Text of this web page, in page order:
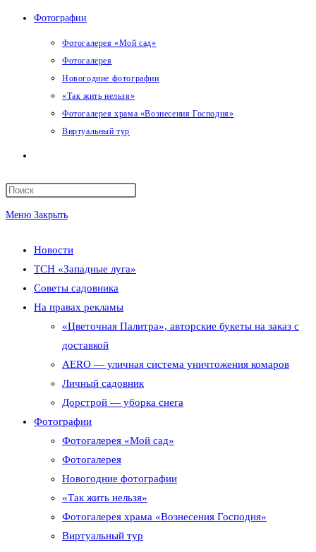
Фотографии
Фотогалерея «Мой сад»
Фотогалерея
Новогодние фотографии
«Так жить нельзя»
Фотогалерея храма «Вознесения Господня»
Виртуальный тур
поиск
по
веб-
сайту
Меню Закрыть
Новости
ТСН «Западные луга»
Советы садовника
На правах рекламы
«Цветочная Палитра», авторские букеты на заказ с
доставкой
AERO — уличная система уничтожения комаров
Личный садовник
Дорстрой — уборка снега
Фотографии
Фотогалерея «Мой сад»
Фотогалерея
Новогодние фотографии
«Так жить нельзя»
Фотогалерея храма «Вознесения Господня»
Виртуальный тур